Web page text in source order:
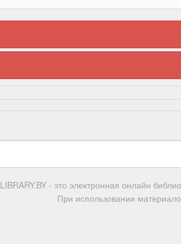
LIBRARY.BY - это электронная онлайн
При использовании